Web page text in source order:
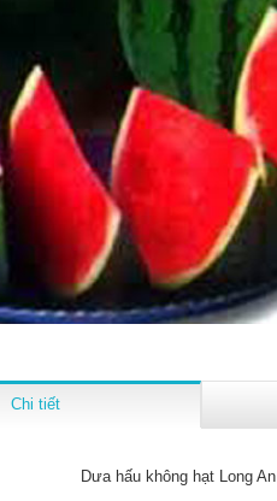
Chi tiết
Dưa hấu không hạt Long An